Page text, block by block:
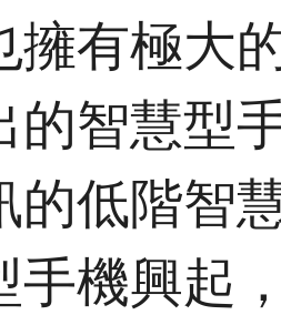
擁有極大
的智慧型
的低階智
手機興起